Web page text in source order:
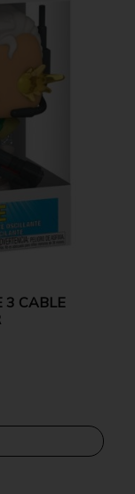
3 CABLE